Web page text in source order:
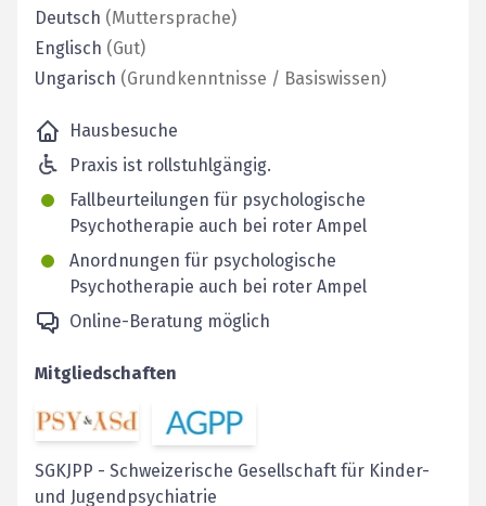
Deutsch (Muttersprache)
Englisch (Gut)
Ungarisch (Grundkenntnisse / Basiswissen)
Hausbesuche
Praxis ist rollstuhlgängig.
Fallbeurteilungen für psychologische
Psychotherapie auch bei roter Ampel
Anordnungen für psychologische
Psychotherapie auch bei roter Ampel
Online-Beratung möglich
Mitgliedschaften
SGKJPP - Schweizerische Gesellschaft für Kinder-
und Jugendpsychiatrie